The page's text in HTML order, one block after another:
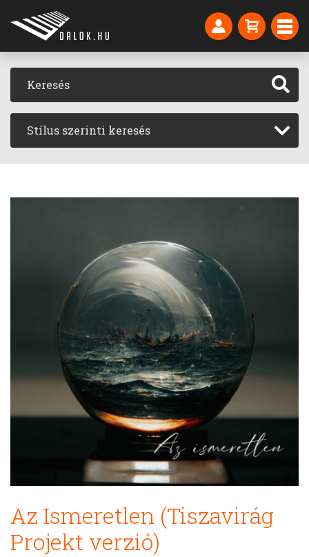
Stílus szerinti keresés
Az Ismeretlen (Tiszavirág
Projekt verzió)